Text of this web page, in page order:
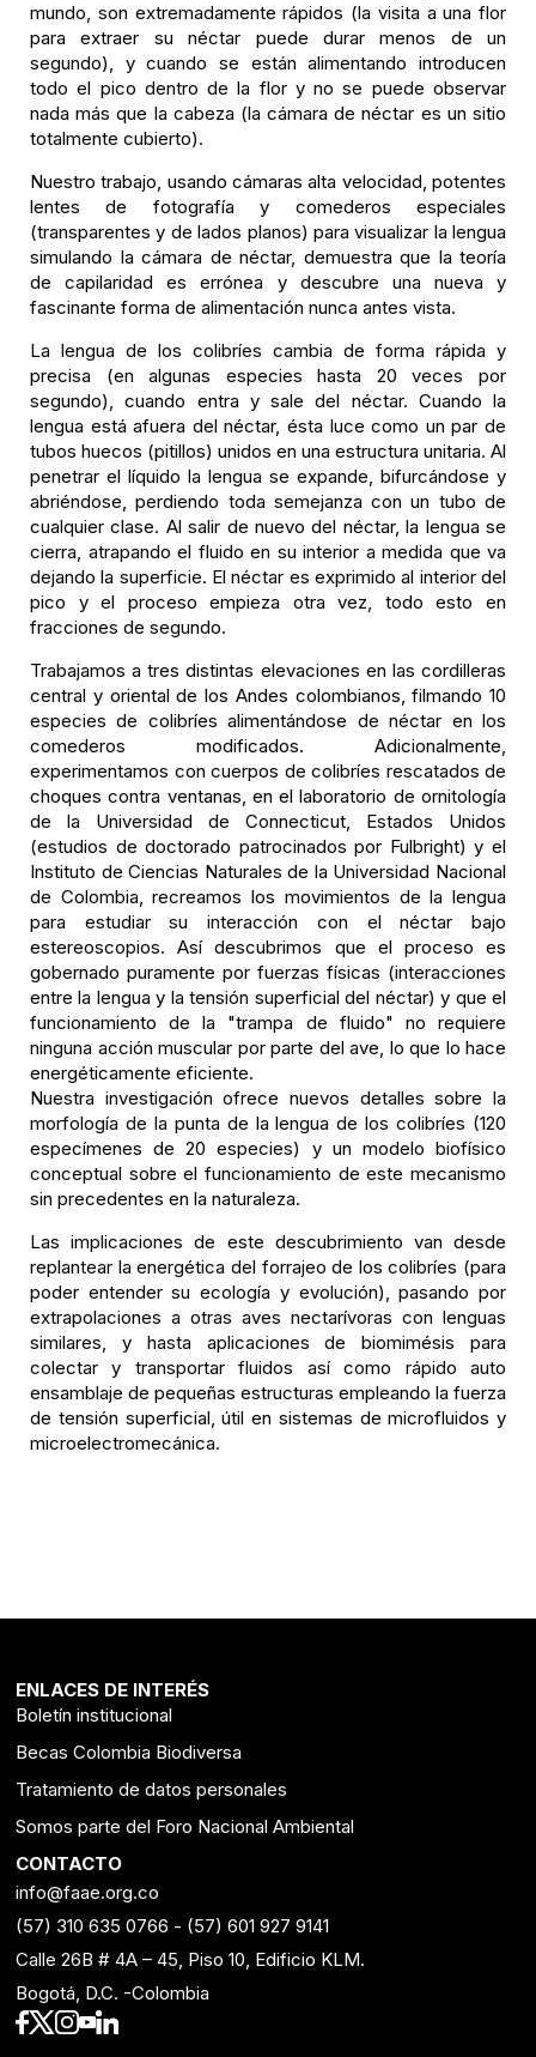
mundo, son extremadamente rápidos (la visita a una flor
para extraer su néctar puede durar menos de un
segundo), y cuando se están alimentando introducen
todo el pico dentro de la flor y no se puede observar
nada más que la cabeza (la cámara de néctar es un sitio
totalmente cubierto).
Nuestro trabajo, usando cámaras alta velocidad, potentes
lentes de fotografía y comederos especiales
(transparentes y de lados planos) para visualizar la lengua
simulando la cámara de néctar, demuestra que la teoría
de capilaridad es errónea y descubre una nueva y
fascinante forma de alimentación nunca antes vista.
La lengua de los colibríes cambia de forma rápida y
precisa (en algunas especies hasta 20 veces por
segundo), cuando entra y sale del néctar. Cuando la
lengua está afuera del néctar, ésta luce como un par de
tubos huecos (pitillos) unidos en una estructura unitaria. Al
penetrar el líquido la lengua se expande, bifurcándose y
abriéndose, perdiendo toda semejanza con un tubo de
cualquier clase. Al salir de nuevo del néctar, la lengua se
cierra, atrapando el fluido en su interior a medida que va
dejando la superficie. El néctar es exprimido al interior del
pico y el proceso empieza otra vez, todo esto en
fracciones de segundo.
Trabajamos a tres distintas elevaciones en las cordilleras
central y oriental de los Andes colombianos, filmando 10
especies de colibríes alimentándose de néctar en los
comederos modificados. Adicionalmente,
experimentamos con cuerpos de colibríes rescatados de
choques contra ventanas, en el laboratorio de ornitología
de la Universidad de Connecticut, Estados Unidos
(estudios de doctorado patrocinados por Fulbright) y el
Instituto de Ciencias Naturales de la Universidad Nacional
de Colombia, recreamos los movimientos de la lengua
para estudiar su interacción con el néctar bajo
estereoscopios. Así descubrimos que el proceso es
gobernado puramente por fuerzas físicas (interacciones
entre la lengua y la tensión superficial del néctar) y que el
funcionamiento de la "trampa de fluido" no requiere
ninguna acción muscular por parte del ave, lo que lo hace
energéticamente eficiente.
Nuestra investigación ofrece nuevos detalles sobre la
morfología de la punta de la lengua de los colibríes (120
especímenes de 20 especies) y un modelo biofísico
conceptual sobre el funcionamiento de este mecanismo
sin precedentes en la naturaleza.
Las implicaciones de este descubrimiento van desde
replantear la energética del forrajeo de los colibríes (para
poder entender su ecología y evolución), pasando por
extrapolaciones a otras aves nectarívoras con lenguas
similares, y hasta aplicaciones de biomimésis para
colectar y transportar fluidos así como rápido auto
ensamblaje de pequeñas estructuras empleando la fuerza
de tensión superficial, útil en sistemas de microfluidos y
microelectromecánica.
ENLACES DE INTERÉS
Boletín institucional
Becas Colombia Biodiversa
Tratamiento de datos personales
Somos parte del Foro Nacional Ambiental
CONTACTO
info@faae.org.co
(57) 310 635 0766 - (57) 601 927 9141
Calle 26B # 4A – 45, Piso 10, Edificio KLM.
Bogotá, D.C. -Colombia